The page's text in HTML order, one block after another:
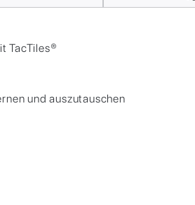
TacTiles®
und auszutauschen